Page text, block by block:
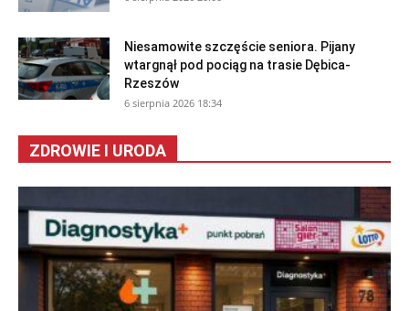
Niesamowite szczęście seniora. Pijany
wtargnął pod pociąg na trasie Dębica-
Rzeszów
6 sierpnia 2026 18:34
ZDROWIE I URODA